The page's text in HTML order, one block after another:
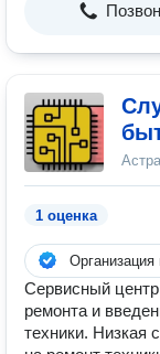
1 оценка
Организация
Сервисный центр
ремонта и
техники. Низкая